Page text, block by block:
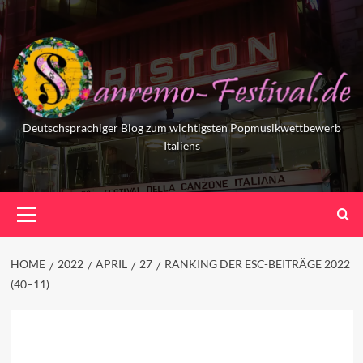
Skip
to
content
Deutschsprachiger Blog zum wichtigsten Popmusikwettbewerb
Italiens
Menu
HOME 2022 APRIL 27
RANKING DER ESC-BEITRÄGE 2022
(40–11)